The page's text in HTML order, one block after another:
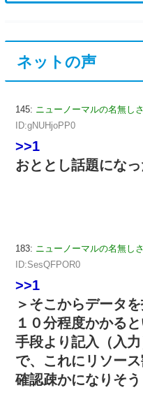
ネットの声
145: ニューノーマルの名無し
ID:gNUHjoPP0
>>1
おととし話題にな
183: ニューノーマルの名無し
ID:SesQFPOR0
>>1
＞そこからデータ
１０分程度かかると
手段より記入（入
で、これにリソー
確認疎かになりそう